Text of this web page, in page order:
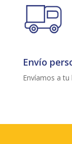
Envío
Envíamos a